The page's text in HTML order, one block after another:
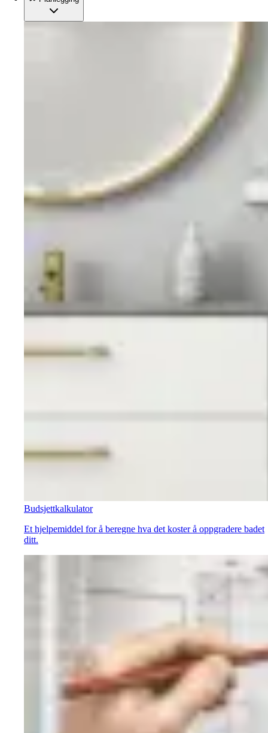
Budsjettkalkulator
Et hjelpemiddel for å beregne hva det koster å oppgradere badet
ditt.